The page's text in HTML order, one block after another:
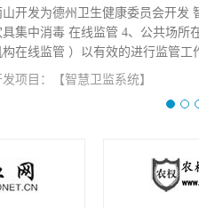
公司配合市政府医废处置管理，特
技术的新型医疗废物管理系统，
4427家...
发项目：【医疗废物智能化追溯管理